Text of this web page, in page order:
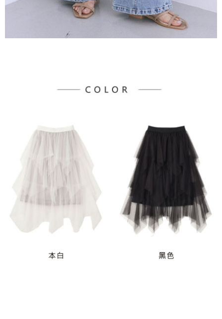
請求用戶進行身份認證。
５．嚴禁一人註冊多個帳號或使用他人資訊註冊。若發現惡意使用之情形，
恩沛科技股份有限公司將有權停止該用戶之使用額度並採取法律行動。